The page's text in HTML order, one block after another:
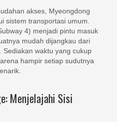
akses, Myeongdong
sistem transportasi umum.
4) menjadi pintu masuk
mudah dijangkau dari
Sediakan waktu yang cukup
hampir setiap sudutnya
Menjelajahi Sisi